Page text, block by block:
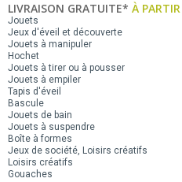
LIVRAISON GRATUITE* À
Jouets
Jeux d'éveil et découverte
Jouets à manipuler
Hochet
Jouets à tirer ou à pousser
Jouets à empiler
Tapis d'éveil
Bascule
Jouets de bain
Jouets à suspendre
Boîte à formes
Jeux de société, Loisirs créatifs
Loisirs créatifs
Gouaches